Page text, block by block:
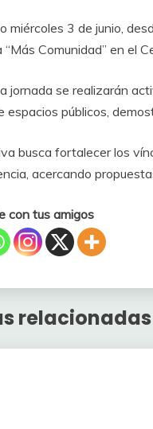
miércoles 3 de junio,
“Más Comunidad” en el
jornada se realizarán
espacios públicos,
busca fortalecer los
acercando
con tus amigos
relacionadas